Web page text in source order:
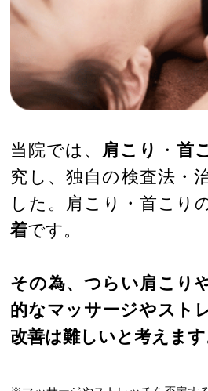
当院では、 肩こり ・ 首
究し、独自の検査法・
した。肩こり・首こり
着です。
その為、つらい肩こり
的なマッサージやスト
改善は難しいと考えます